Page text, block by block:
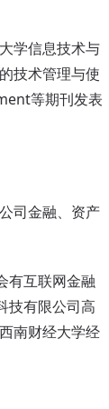
学信息技术与
技术管理与使
等期刊发表
司金融、资产
有互联网金融
技有限公司高
南财经大学经